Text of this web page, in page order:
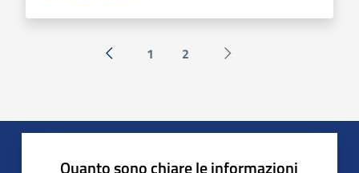
« Precedente
1 2 Successiva »
Quanto sono chiare le informazioni